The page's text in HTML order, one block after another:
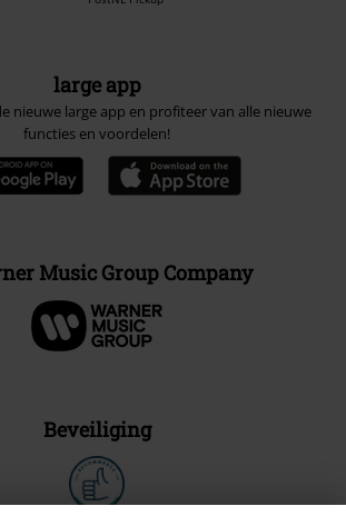
large app
nieuwe large app en profiteer van alle nieuwe
functies en voordelen!
Music Group Company
Beveiliging